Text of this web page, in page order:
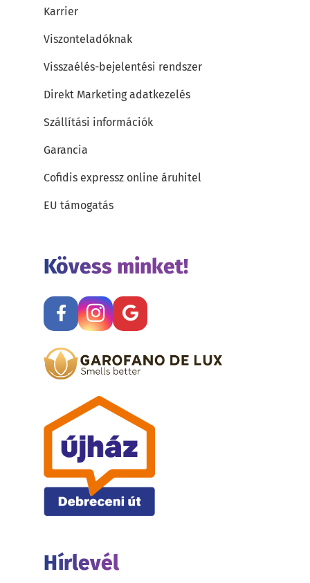
Karrier
Viszonteladóknak
Visszaélés-bejelentési rendszer
Direkt Marketing adatkezelés
Szállítási információk
Garancia
Cofidis expressz online áruhitel
EU támogatás
Kövess minket!
Hírlevél